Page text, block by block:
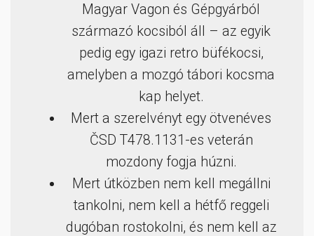
Magyar Vagon és Gépgyárból
származó kocsiból áll – az egyik
pedig egy igazi retro büfékocsi,
amelyben a mozgó tábori kocsma
kap helyet.
Mert a szerelvényt egy ötvenéves
ČSD T478.1131-es veterán
mozdony fogja húzni.
Mert útközben nem kell megállni
tankolni, nem kell a hétfő reggeli
dugóban rostokolni, és nem kell az